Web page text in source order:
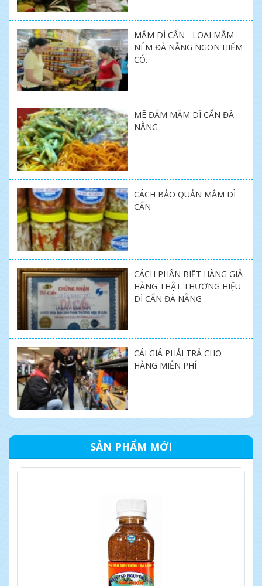
MẮM DÌ CẨN - LOẠI MẮM
NÊM ĐÀ NẴNG NGON HIẾM
CÓ.
MÊ ĐẮM MẮM DÌ CẨN ĐÀ
NẴNG
CÁCH BẢO QUẢN MẮM DÌ
CẨN
CÁCH PHÂN BIỆT HÀNG GIẢ
HÀNG THẬT THƯƠNG HIỆU
DÌ CẨN ĐÀ NẴNG
CÁI GIÁ PHẢI TRẢ CHO
HÀNG MIỄN PHÍ
SẢN PHẨM MỚI